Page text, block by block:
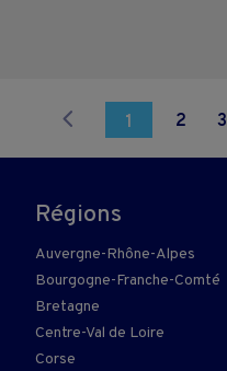
1 2 3
Régions
Auvergne-Rhône-Alpes
Bourgogne-Franche-Comté
Bretagne
Centre-Val de Loire
Corse